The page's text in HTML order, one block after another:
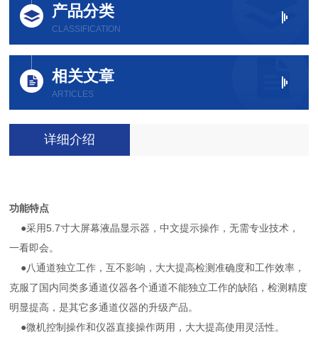
产品分类
CLASSIFICATION
相关文章
ARTICLES
详细介绍
功能特点
●采用5.7寸大屏幕液晶显示器，中文提示操作，无需专业技术，
一看即会。
●八通道独立工作，互不影响，大大提高检测准确度和工作效率，
克服了国内同类多通道仪器各个通道不能独立工作的缺陷，检测精度
明显提高，是其它多通道仪器的升级产品。
●微机控制操作和仪器直接操作两用，大大提高使用灵活性。